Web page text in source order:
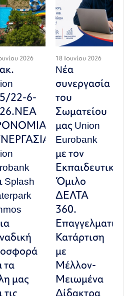
2026
22-6-
Splash
τα
μας
τις
18 Ιουνίου 2026
Nέα
συνεργασία
του
Σωματείου
μας Union
Eurobank
με τον
Εκπαιδευτικό
Όμιλο
ΔΕΛΤΑ
360.
Επαγγελματική
Κατάρτιση
με
Μέλλον-
Μειωμένα
Δίδακτρα